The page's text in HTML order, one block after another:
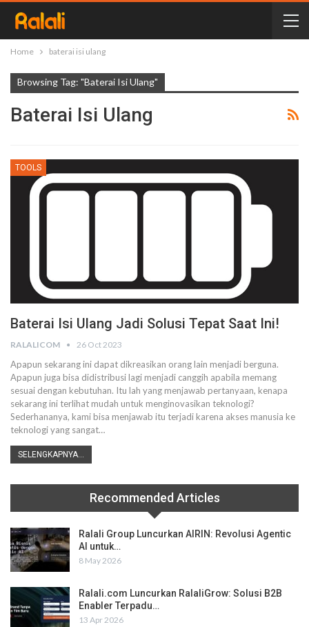
Home baterai isi ulang
Browsing Tag: "baterai Isi Ulang"
Baterai Isi Ulang
TOOLS
Baterai Isi Ulang Jadi Solusi Tepat Saat Ini!
RALALICOM 26 Oct 2023
Apapun sekarang ini dapat dikreasikan orang lain menjadi berguna.
Apapun juga bisa didistribusi lagi menjadi canggih apabila memang
sesuai dengan kebutuhan. Itu lah yang menjawab pertanyaan, kenapa
sekarang ini terlihat mudah untuk menginovasikan teknologi?
Sederhananya, kami bisa menjawab itu terjadi karena akses manusia ke
teknologi yang sangat…
SELENGKAPNYA...
Recommended Articles
Ralali Group Luncurkan AIRIN: Revolusi Agentic
AI untuk…
8 May 2026
Ralali.com Luncurkan RalaliGrow: Solusi B2B
Enabler Terpadu…
13 Apr 2026